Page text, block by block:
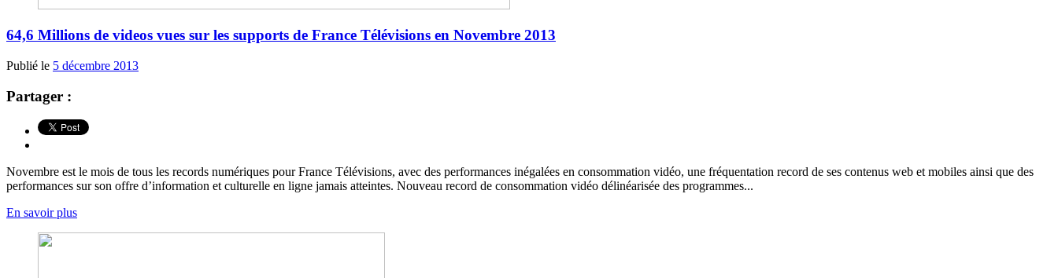
64,6 Millions de videos vues sur les supports de France Télévisions en Novembre 2013
Publié le 5 décembre 2013
Partager :
Novembre est le mois de tous les records numériques pour France Télévisions, avec des performances inégalées en consommation vidéo, une fréquentation record de ses contenus web et mobiles ainsi que des
performances sur son offre d’information et culturelle en ligne jamais atteintes. Nouveau record de consommation vidéo délinéarisée des programmes...
En savoir plus